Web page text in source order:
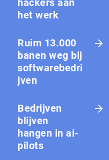
hackers aan
het werk
Ruim 13.000
banen weg bij
softwarebedri
jven
Bedrijven
blijven
hangen in ai-
pilots